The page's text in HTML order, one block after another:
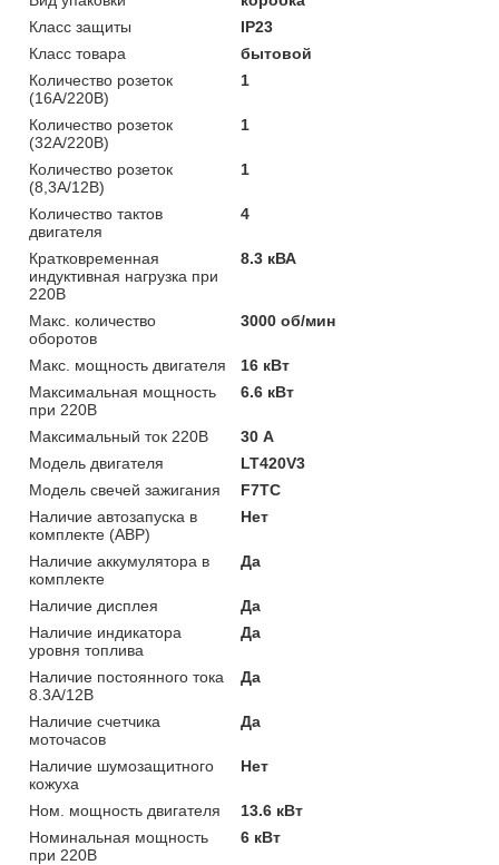
Класс защиты
IP23
Класс товара
бытовой
Количество розеток
(16А/220В)
1
Количество розеток
(32А/220В)
1
Количество розеток
(8,3А/12В)
1
Количество тактов
двигателя
4
Кратковременная
индуктивная нагрузка при
220В
8.3 кВА
Макс. количество
оборотов
3000 об/мин
Макс. мощность двигателя
16 кВт
Максимальная мощность
при 220В
6.6 кВт
Максимальный ток 220В
30 А
Модель двигателя
LT420V3
Модель свечей зажигания
F7TC
Наличие автозапуска в
комплекте (АВР)
Нет
Наличие аккумулятора в
комплекте
Да
Наличие дисплея
Да
Наличие индикатора
уровня топлива
Да
Наличие постоянного тока
8.3А/12В
Да
Наличие счетчика
моточасов
Да
Наличие шумозащитного
кожуха
Нет
Ном. мощность двигателя
13.6 кВт
Номинальная мощность
при 220В
6 кВт